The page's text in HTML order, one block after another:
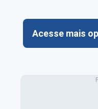
Acesse mais